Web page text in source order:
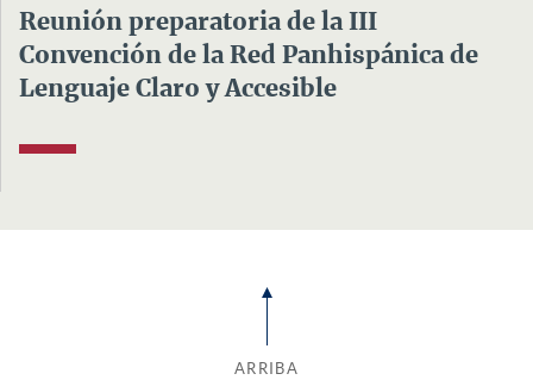
Reunión preparatoria de la III
Convención de la Red Panhispánica de
Lenguaje Claro y Accesible
ARRIBA